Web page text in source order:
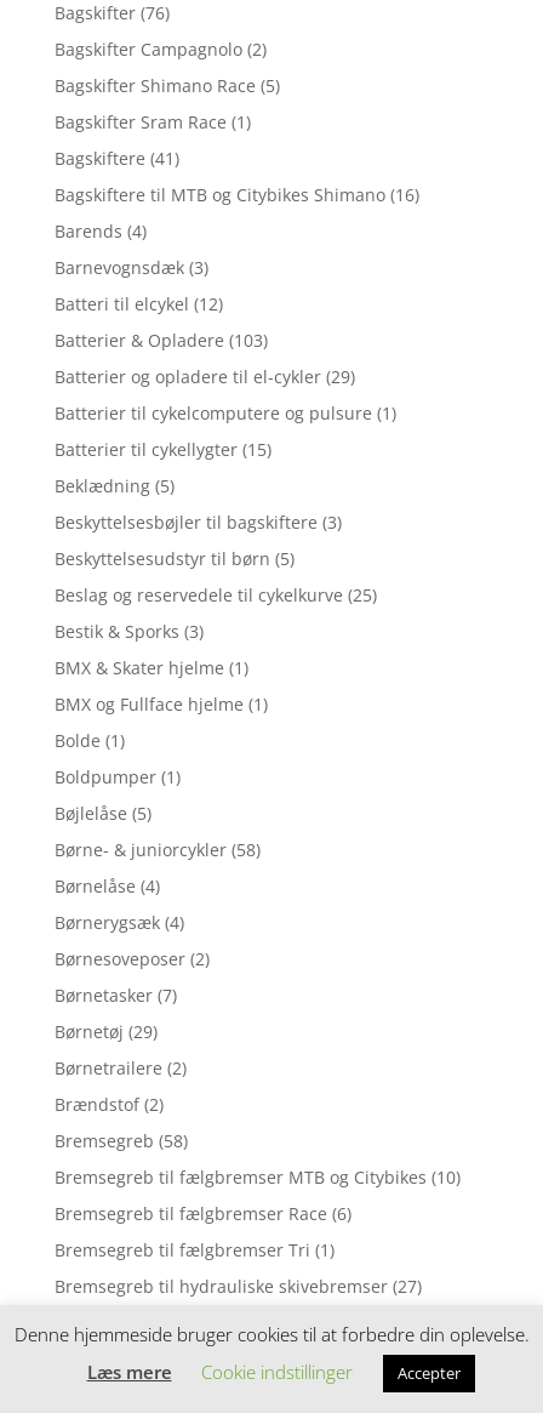
Bagskifter (76)
Bagskifter Campagnolo (2)
Bagskifter Shimano Race (5)
Bagskifter Sram Race (1)
Bagskiftere (41)
Bagskiftere til MTB og Citybikes Shimano (16)
Barends (4)
Barnevognsdæk (3)
Batteri til elcykel (12)
Batterier & Opladere (103)
Batterier og opladere til el-cykler (29)
Batterier til cykelcomputere og pulsure (1)
Batterier til cykellygter (15)
Beklædning (5)
Beskyttelsesbøjler til bagskiftere (3)
Beskyttelsesudstyr til børn (5)
Beslag og reservedele til cykelkurve (25)
Bestik & Sporks (3)
BMX & Skater hjelme (1)
BMX og Fullface hjelme (1)
Bolde (1)
Boldpumper (1)
Bøjlelåse (5)
Børne- & juniorcykler (58)
Børnelåse (4)
Børnerygsæk (4)
Børnesoveposer (2)
Børnetasker (7)
Børnetøj (29)
Børnetrailere (2)
Brændstof (2)
Bremsegreb (58)
Bremsegreb til fælgbremser MTB og Citybikes (10)
Bremsegreb til fælgbremser Race (6)
Bremsegreb til fælgbremser Tri (1)
Bremsegreb til hydrauliske skivebremser (27)
Bremsekabler
(39)
Bremseklodser / Bremsesko til MTB og Citybikes (28)
Denne hjemmeside bruger cookies til at forbedre din oplevelse.
Læs mere
Cookie indstillinger Accepter